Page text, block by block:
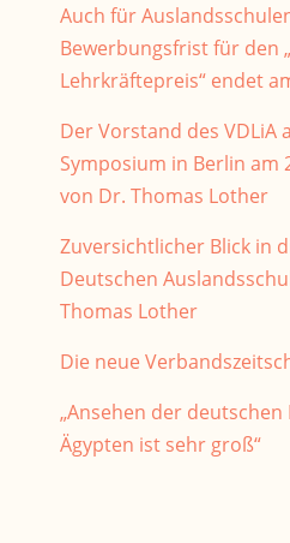
Auch für
Bewerbungsfrist für den
Lehrkräftepreis“ endet
Der Vorstand des VDLiA
Symposium in Berlin am
von Dr. Thomas Lother
Zuversichtlicher Blick in
Deutschen
Thomas Lother
Die neue
„Ansehen der deutschen
Ägypten ist sehr groß“